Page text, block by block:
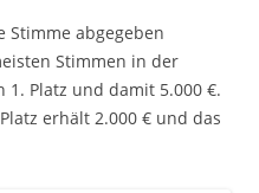
Stimme abgegeben
Stimmen in der
Platz und damit 5.000 €.
erhält 2.000 € und das